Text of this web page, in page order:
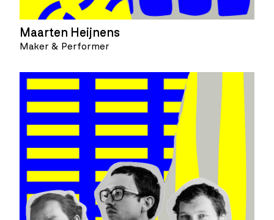
Maarten Heijnens
Maker & Performer